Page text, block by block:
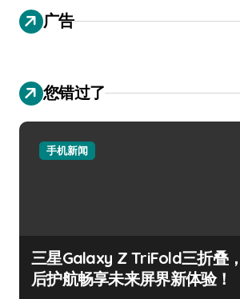
广告
您错过了
手机新闻
三星Galaxy Z TriFold三折叠
后护航畅享未来屏界新体验！